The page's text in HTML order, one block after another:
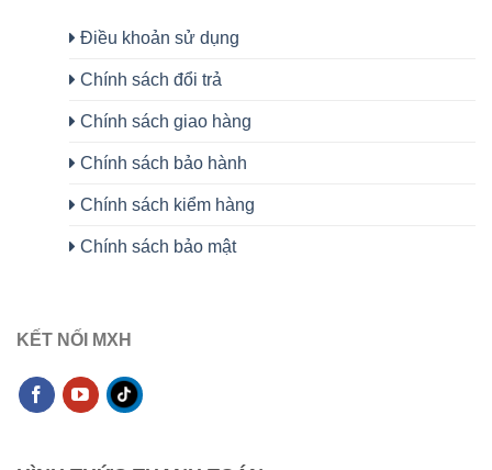
Điều khoản sử dụng
Chính sách đổi trả
Chính sách giao hàng
Chính sách bảo hành
Chính sách kiểm hàng
Chính sách bảo mật
KẾT NỐI MXH